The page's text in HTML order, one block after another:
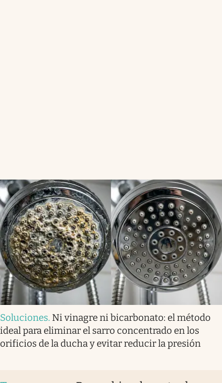
Soluciones. Ni vinagre ni bicarbonato: el método
ideal para eliminar el sarro concentrado en los
orificios de la ducha y evitar reducir la presión